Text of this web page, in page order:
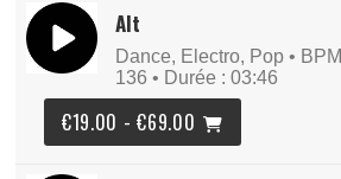
Alt
Dance, Electro, Pop • BPM
136 • Durée : 03:46
€19.00 - €69.00